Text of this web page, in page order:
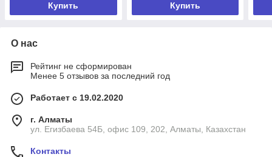
Купить Купить
О нас
Рейтинг не сформирован
Менее 5 отзывов за последний год
Работает с 19.02.2020
г. Алматы
ул. Егизбаева 54Б, офис 109, 202, Алматы, Казахстан
Контакты